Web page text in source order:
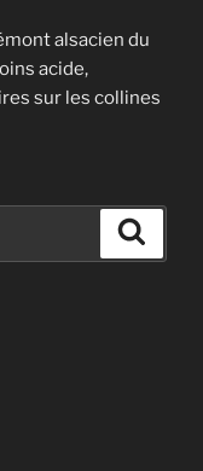
alsacien du
acide,
sur les collines